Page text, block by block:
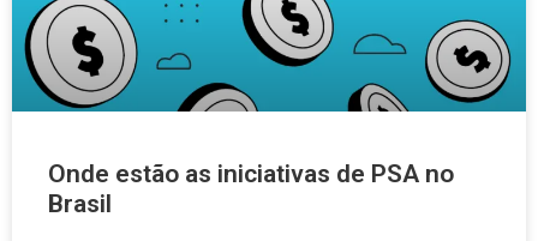
Onde estão as iniciativas de PSA no
Brasil